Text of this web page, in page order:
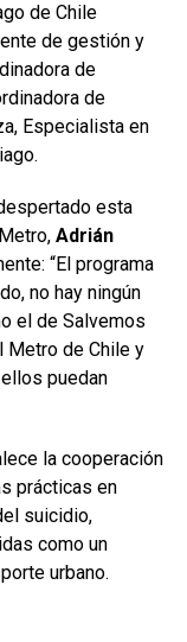
de Chile
de gestión y
de
de
Especialista en
esta
Adrián
“El programa
no hay ningún
el de Salvemos
Metro de Chile y
puedan
la cooperación
prácticas en
suicidio,
como un
urbano.